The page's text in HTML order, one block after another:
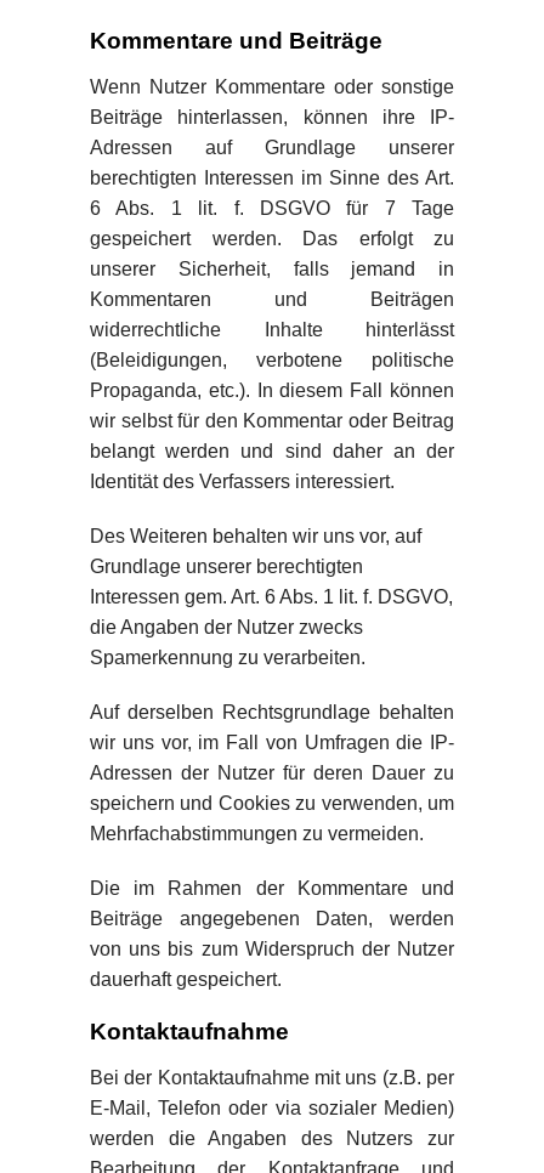
Kommentare und Beiträge
Wenn Nutzer Kommentare oder sonstige
Beiträge hinterlassen, können ihre IP-
Adressen auf Grundlage unserer
berechtigten Interessen im Sinne des Art.
6 Abs. 1 lit. f. DSGVO für 7 Tage
gespeichert werden. Das erfolgt zu
unserer Sicherheit, falls jemand in
Kommentaren und Beiträgen
widerrechtliche Inhalte hinterlässt
(Beleidigungen, verbotene politische
Propaganda, etc.). In diesem Fall können
wir selbst für den Kommentar oder Beitrag
belangt werden und sind daher an der
Identität des Verfassers interessiert.
Des Weiteren behalten wir uns vor, auf
Grundlage unserer berechtigten
Interessen gem. Art. 6 Abs. 1 lit. f. DSGVO,
die Angaben der Nutzer zwecks
Spamerkennung zu verarbeiten.
Auf derselben Rechtsgrundlage behalten
wir uns vor, im Fall von Umfragen die IP-
Adressen der Nutzer für deren Dauer zu
speichern und Cookies zu verwenden, um
Mehrfachabstimmungen zu vermeiden.
Die im Rahmen der Kommentare und
Beiträge angegebenen Daten, werden
von uns bis zum Widerspruch der Nutzer
dauerhaft gespeichert.
Kontaktaufnahme
Bei der Kontaktaufnahme mit uns (z.B. per
E-Mail, Telefon oder via sozialer Medien)
werden die Angaben des Nutzers zur
Bearbeitung der Kontaktanfrage und